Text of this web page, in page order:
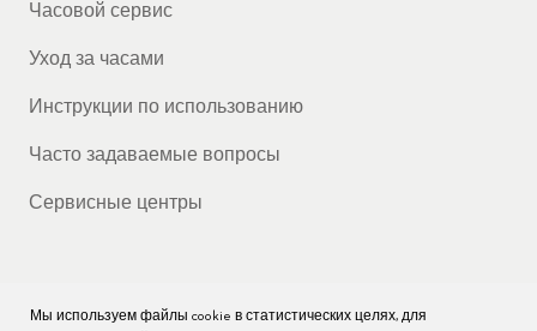
Часовой сервис
Уход за часами
Инструкции по использованию
Часто задаваемые вопросы
Сервисные центры
КОМПАНИЯ
Мы используем файлы cookie в статистических целях, для